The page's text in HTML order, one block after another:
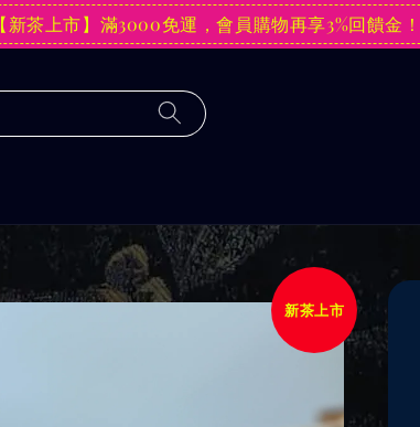
【新茶上市】滿3000免運，會員購物再享3%回饋金！
新茶上市